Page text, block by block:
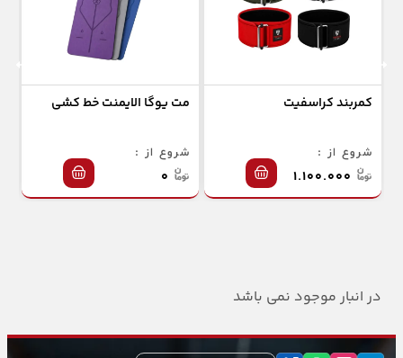
کمربند کراسفیت
شروع از :
مت یوگا الایمنت خط کشی
شروع از :
در انبار موجود نمی باشد